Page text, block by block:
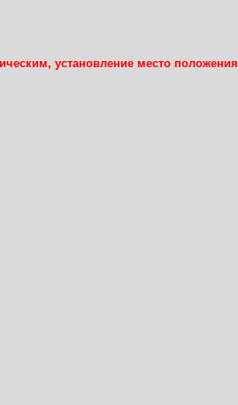
установление место положения